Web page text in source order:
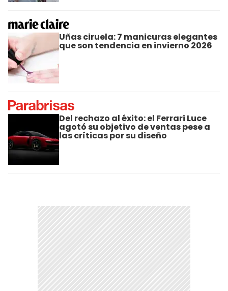
Uñas ciruela: 7 manicuras elegantes
que son tendencia en invierno 2026
Del rechazo al éxito: el Ferrari Luce
agotó su objetivo de ventas pese a
las críticas por su diseño